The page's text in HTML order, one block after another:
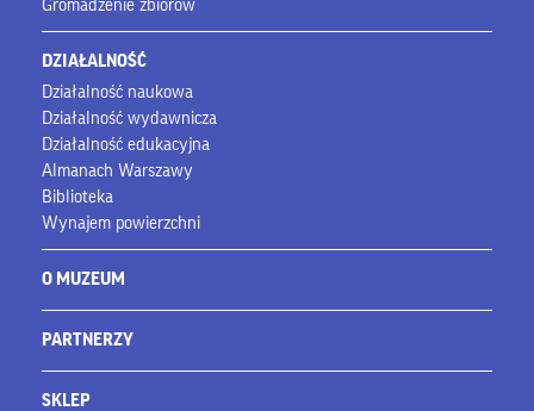
Gromadzenie zbiorów
DZIAŁALNOŚĆ
Działalność naukowa
Działalność wydawnicza
Działalność edukacyjna
Almanach Warszawy
Biblioteka
Wynajem powierzchni
O MUZEUM
PARTNERZY
SKLEP